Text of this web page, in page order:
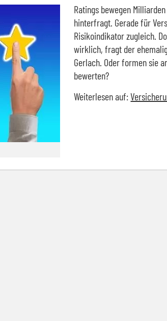
Ratings bewegen
hinterfragt. Gerade für
Risikoindikator zugleich.
wirklich, fragt der
Gerlach. Oder formen sie
bewerten?
Weiterlesen auf: